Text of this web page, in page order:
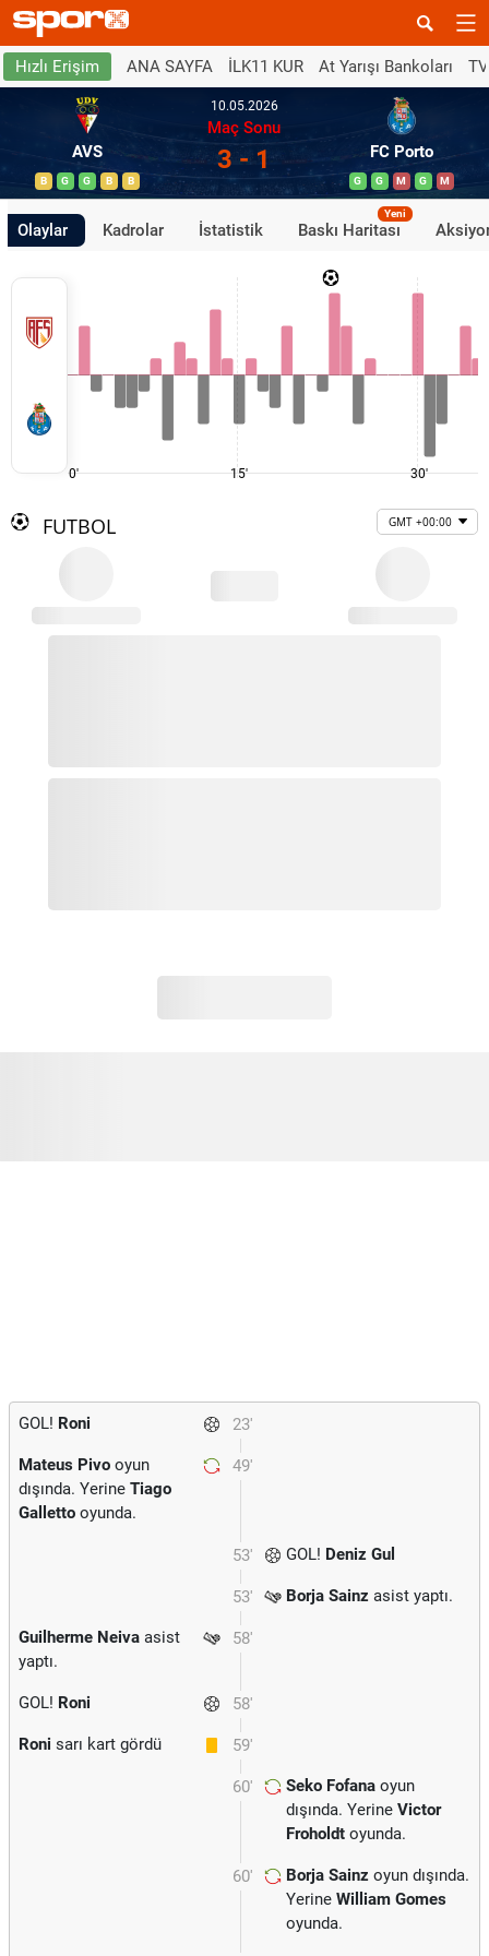
Hızlı Erişim ANA SAYFA İLK11 KUR At Yarışı Bankoları
AVS
B G G B B
10.05.2026
Maç Sonu
3 - 1 FC Porto
G G M G M
Olaylar Kadrolar İstatistik Baskı Haritası
Yeni
0' 15' 30'
FUTBOL GMT +00:00
23'
GOL! Roni
49'
Mateus Pivo oyun
dışında. Yerine Tiago
Galletto oyunda.
53' GOL! Deniz Gul
53' Borja Sainz asist yaptı.
58'
Guilherme Neiva asist
yaptı.
58'
GOL! Roni
59'
Roni sarı kart gördü
60' Seko Fofana oyun
dışında. Yerine Victor
Froholdt oyunda.
60' Borja Sainz oyun dışında.
Yerine William Gomes
oyunda.